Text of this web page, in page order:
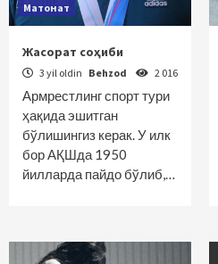
Матонат
Жасорат соҳиби
3 yil oldin Behzod 2 016
Армрестлинг спорт тури
ҳақида эшитган
бўлишингиз керак. У илк
бор АҚШда 1950
йилларда пайдо бўлиб,…